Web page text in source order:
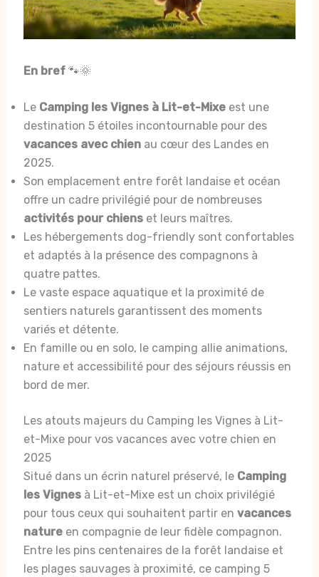
En bref🐾🌞
Le Camping les Vignes à Lit-et-Mixeest une
destination 5 étoiles incontournable pour des
vacances avec chienau cœur des Landes en
2025.
Son emplacement entre forêt landaise et océan
offre un cadre privilégié pour de nombreuses
activités pour chienset leurs maîtres.
Les hébergements dog-friendly sont confortables
et adaptés à la présence des compagnons à
quatre pattes.
Le vaste espace aquatique et la proximité de
sentiers naturels garantissent des moments
variés et détente.
En famille ou en solo, le camping allie animations,
nature et accessibilité pour des séjours réussis en
bord de mer.
Les atouts majeurs du Camping les Vignes à Lit-
et-Mixe pour vos vacances avec votre chien en
2025
Situé dans un écrin naturel préservé, le Camping
les Vignesà Lit-et-Mixe est un choix privilégié
pour tous ceux qui souhaitent partir en vacances
natureen compagnie de leur fidèle compagnon.
Entre les pins centenaires de la forêt landaise et
les plages sauvages à proximité, ce camping 5